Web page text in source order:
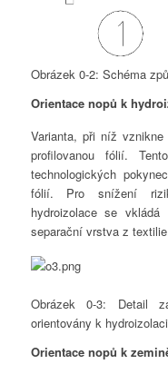
Obrázek 0-2: Schéma
Orientace nopů k
Varianta, při níž
profilovanou fólií.
technologických
fólií. Pro snížení
hydroizolace se
separační vrstva z
Obrázek 0-3: Detail
orientovány k hydroizolaci
Orientace nopů k